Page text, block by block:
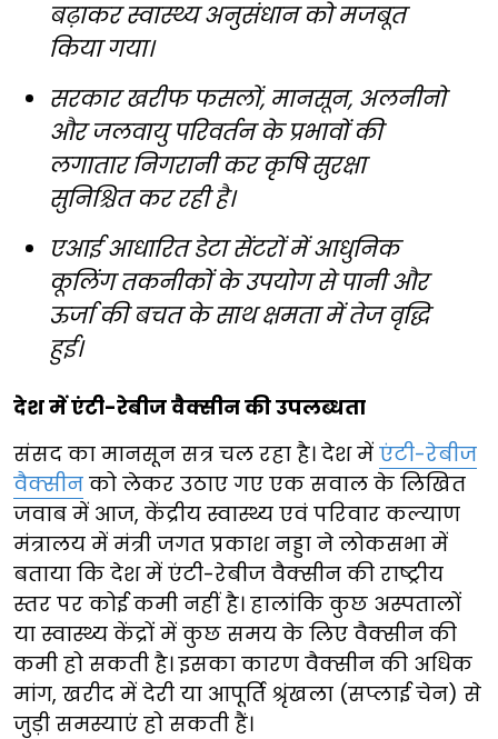
बढ़ाकर स्वास्थ्य अनुसंधान को मजबूत
किया गया।
सरकार खरीफ फसलों, मानसून, अलनीनो
और जलवायु परिवर्तन के प्रभावों की
लगातार निगरानी कर कृषि सुरक्षा
सुनिश्चित कर रही है।
एआई आधारित डेटा सेंटरों में आधुनिक
कूलिंग तकनीकों के उपयोग से पानी और
ऊर्जा की बचत के साथ क्षमता में तेज वृद्धि
हुई।
देश में एंटी-रेबीज वैक्सीन की उपलब्धता
संसद का मानसून सत्र चल रहा है। देश में एंटी-रेबीज
वैक्सीन को लेकर उठाए गए एक सवाल के लिखित
जवाब में आज, केंद्रीय स्वास्थ्य एवं परिवार कल्याण
मंत्रालय में मंत्री जगत प्रकाश नड्डा ने लोकसभा में
बताया कि देश में एंटी-रेबीज वैक्सीन की राष्ट्रीय
स्तर पर कोई कमी नहीं है। हालांकि कुछ अस्पतालों
या स्वास्थ्य केंद्रों में कुछ समय के लिए वैक्सीन की
कमी हो सकती है। इसका कारण वैक्सीन की अधिक
मांग, खरीद में देरी या आपूर्ति श्रृंखला (सप्लाई चेन) से
जुड़ी समस्याएं हो सकती हैं।